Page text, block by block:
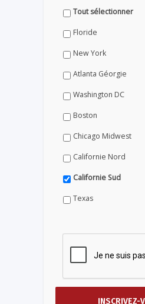
Tout sélectionner
Floride
New York
Atlanta Géorgie
Washington DC
Boston
Chicago Midwest
Californie Nord
Californie Sud
Texas